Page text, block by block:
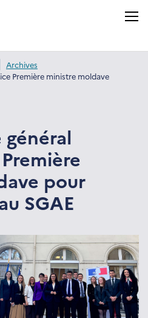
Archives
Première ministre moldave
général
pour
SGAE